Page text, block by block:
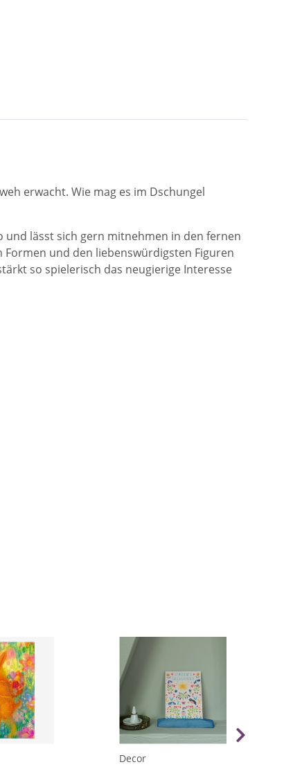
erwacht. Wie mag es im Dschungel
und lässt sich gern mitnehmen in den fernen
Formen und den liebenswürdigsten Figuren
so spielerisch das neugierige Interesse
Decor